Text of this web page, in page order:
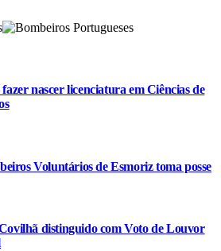
nascer licenciatura em Ciências de
Voluntários de Esmoriz toma posse
distinguido com Voto de Louvor